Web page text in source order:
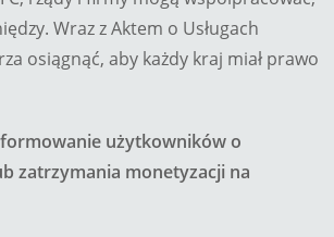
Wraz z Aktem o Usługach
osiągnąć, aby każdy kraj miał prawo
użytkowników o
zatrzymania monetyzacji na